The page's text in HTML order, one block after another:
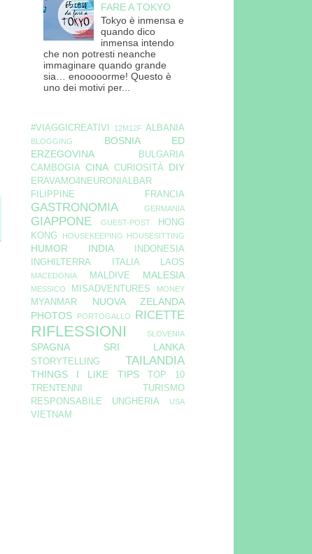
FARE A TOKYO
Tokyo è inmensa e
quando dico
inmensa intendo
che non potresti neanche
immaginare quando grande
sia… enooooorme! Questo è
uno dei motivi per...
#VIAGGICREATIVI 12M12F ALBANIA
BLOGGING
BOSNIA ED
ERZEGOVINA
BULGARIA
CAMBOGIA CINA CURIOSITÀ DIY
ERAVAMO4NEURONIALBAR
FILIPPINE
FRANCIA
GASTRONOMIA GERMANIA
GIAPPONE GUEST-POST
HONG
KONG
HOUSEKEEPING HOUSESITTING
HUMOR INDIA
INDONESIA
INGHILTERRA
ITALIA LAOS
MACEDONIA MALDIVE MALESIA
MESSICO MISADVENTURES MONEY
MYANMAR
NUOVA ZELANDA
PHOTOS
PORTOGALLO RICETTE
RIFLESSIONI SLOVENIA
SPAGNA SRI LANKA
STORYTELLING TAILANDIA
THINGS I LIKE TIPS
TOP 10
TRENTENNI
TURISMO
RESPONSABILE
UNGHERIA USA
VIETNAM